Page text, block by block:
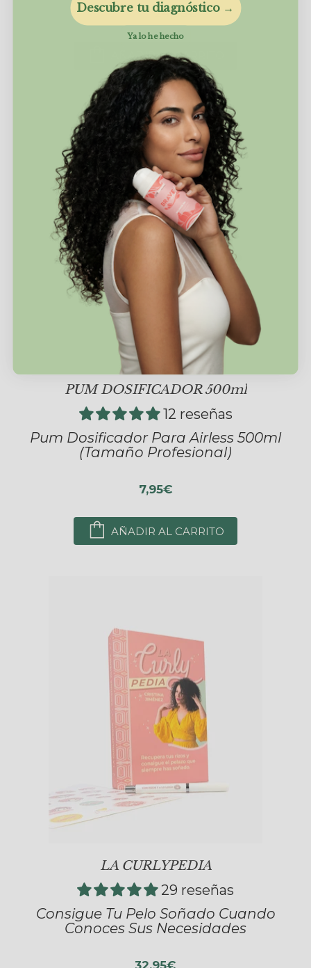
29,95€24,95€
AÑADIR AL CARRITO
PUM DOSIFICADOR 500ml
12 reseñas
Pum Dosificador Para Airless 500ml
(Tamaño Profesional)
7,95€
AÑADIR AL CARRITO
LA CURLYPEDIA
29 reseñas
Consigue Tu Pelo Soñado Cuando
Conoces Sus Necesidades
32,95€
Descubre tu diagnóstico →
Ya lo he hecho